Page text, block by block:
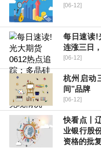
[06-12]
每日速读!
连涨三日
[06-12]
杭州启动
间”品牌
[06-12]
快看点丨
业银行股
资格的批复